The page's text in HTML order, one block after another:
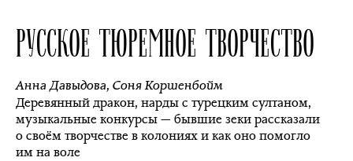
РУССКОЕ ТЮРЕМНОЕ ТВОРЧЕСТВО
Анна Давыдова, Соня Коршенбойм
Деревянный дракон, нарды с турецким султаном,
музыкальные конкурсы — бывшие зеки рассказали
о своём творчестве в колониях и как оно помогло
им на воле